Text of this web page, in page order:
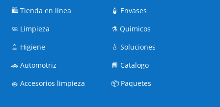
🛍️Tienda en línea
🧼 Limpieza
🚿 Higiene
🚗Automotriz
🧽Accesorios limpieza
🧴 Envases
⚗️Quimicos
💧Soluciones
📘Catalogo
📦 Paquetes